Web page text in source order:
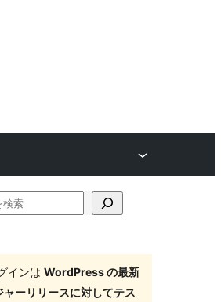
インは WordPress の最新
ーリリースに対してテス